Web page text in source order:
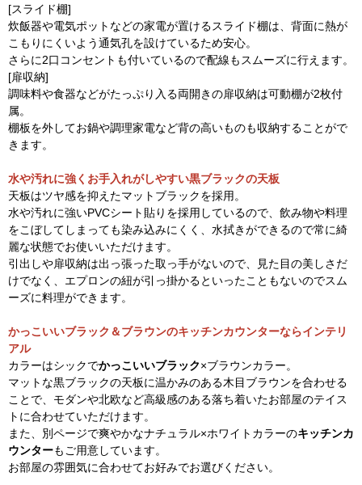
[スライド棚]
炊飯器や電気ポットなどの家電が置けるスライド棚は、背面に熱が
こもりにくいよう通気孔を設けているため安心。
さらに2口コンセントも付いているので配線もスムーズに行えます。
[扉収納]
調味料や食器などがたっぷり入る両開きの扉収納は可動棚が2枚付
属。
棚板を外してお鍋や調理家電など背の高いものも収納することがで
きます。
水や汚れに強くお手入れがしやすい黒ブラックの天板
天板はツヤ感を抑えたマットブラックを採用。
水や汚れに強いPVCシート貼りを採用しているので、飲み物や料理
をこぼしてしまっても染み込みにくく、水拭きができるので常に綺
麗な状態でお使いいただけます。
引出しや扉収納は出っ張った取っ手がないので、見た目の美しさだ
けでなく、エプロンの紐が引っ掛かるといったこともないのでスム
ーズに料理ができます。
かっこいいブラック＆ブラウンのキッチンカウンターならインテリ
アル
カラーはシックでかっこいいブラック×ブラウンカラー。
マットな黒ブラックの天板に温かみのある木目ブラウンを合わせる
ことで、モダンや北欧など高級感のある落ち着いたお部屋のテイス
トに合わせていただけます。
また、別ページで爽やかなナチュラル×ホワイトカラーのキッチンカ
ウンターもご用意しています。
お部屋の雰囲気に合わせてお好みでお選びください。